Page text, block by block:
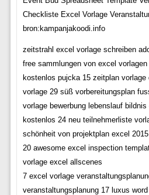
Checkliste Excel Vorlage
bron:kampanjakoodi.info
zeitstrahl excel vorlage schreiben
free sammlungen von excel
kostenlos pujcka 15 zeitplan
vorlage 29 süß vorbereitungsplan
vorlage bewerbung lebenslauf
kostenlos 24 neu teilnehmerliste
schönheit von projektplan excel
20 awesome excel inspection
vorlage excel allscenes
7 excel vorlage
veranstaltungsplanung 17 luxus